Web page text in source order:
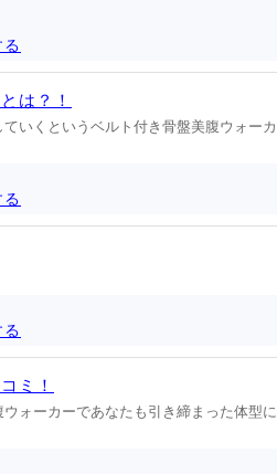
は？！
いくというベルト付き骨盤美腹ウォー
ミ！
ォーカーであなたも引き締まった体型